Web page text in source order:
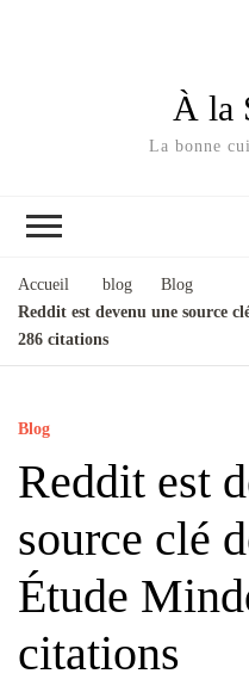
À la
La bonne
Accueil blog
Blog
Reddit est devenu une source
286 citations
Blog
Reddit est
source clé
Étude
citations